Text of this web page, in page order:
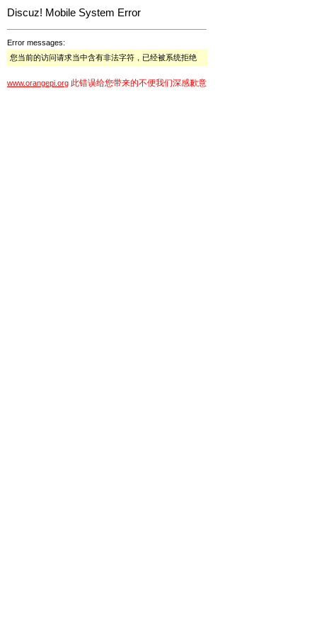
Discuz! Mobile System Error
Error messages:
您当前的访问请求当中含有非法字符，已经被系统拒绝
www.orangepi.org 此错误给您带来的不便我们深感歉意